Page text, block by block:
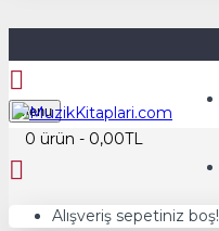
Menu
0 ürün - 0,00TL
Alışveriş sepetiniz boş!